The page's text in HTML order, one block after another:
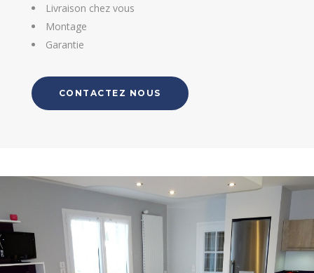
Livraison chez vous
Montage
Garantie
CONTACTEZ NOUS